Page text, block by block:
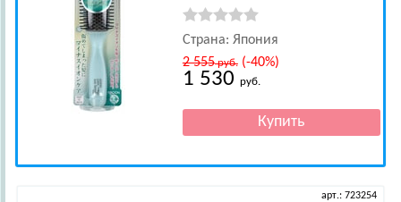
Страна: Япония
2 555руб.(-40%)
1 530 руб.
арт.: 723254